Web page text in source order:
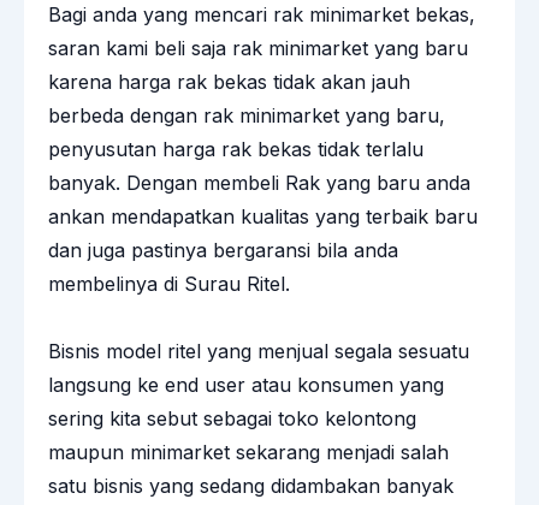
Bagi anda yang mencari rak minimarket bekas,
saran kami beli saja rak minimarket yang baru
karena harga rak bekas tidak akan jauh
berbeda dengan rak minimarket yang baru,
penyusutan harga rak bekas tidak terlalu
banyak. Dengan membeli Rak yang baru anda
ankan mendapatkan kualitas yang terbaik baru
dan juga pastinya bergaransi bila anda
membelinya di Surau Ritel.
Bisnis model ritel yang menjual segala sesuatu
langsung ke end user atau konsumen yang
sering kita sebut sebagai toko kelontong
maupun minimarket sekarang menjadi salah
satu bisnis yang sedang didambakan banyak